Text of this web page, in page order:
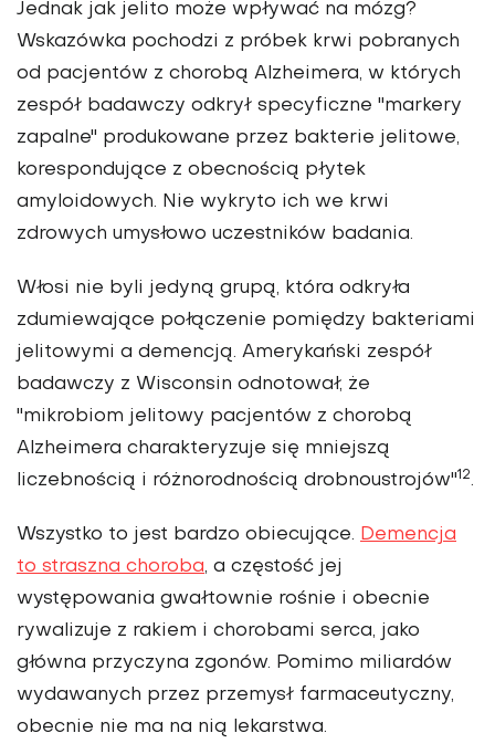
Jednak jak jelito może wpływać na mózg?
Wskazówka pochodzi z próbek krwi pobranych
od pacjentów z chorobą Alzheimera, w których
zespół badawczy odkrył specyficzne "markery
zapalne" produkowane przez bakterie jelitowe,
korespondujące z obecnością płytek
amyloidowych. Nie wykryto ich we krwi
zdrowych umysłowo uczestników badania.
Włosi nie byli jedyną grupą, która odkryła
zdumiewające połączenie pomiędzy bakteriami
jelitowymi a demencją. Amerykański zespół
badawczy z Wisconsin odnotował, że
"mikrobiom jelitowy pacjentów z chorobą
Alzheimera charakteryzuje się mniejszą
liczebnością i różnorodnością drobnoustrojów"12.
Wszystko to jest bardzo obiecujące. Demencja
to straszna choroba, a częstość jej
występowania gwałtownie rośnie i obecnie
rywalizuje z rakiem i chorobami serca, jako
główna przyczyna zgonów. Pomimo miliardów
wydawanych przez przemysł farmaceutyczny,
obecnie nie ma na nią lekarstwa.